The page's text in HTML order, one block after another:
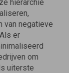
hiërarchie
van negatieve
er
om
uiterste